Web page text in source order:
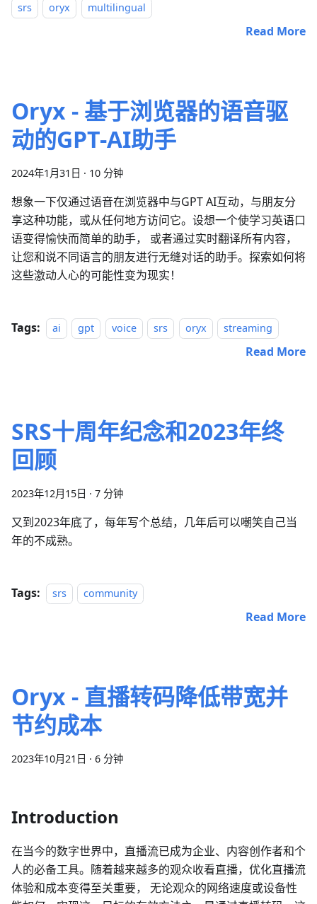
srs
oryx multilingual
Read More
Oryx - 基于浏览器的语音驱
动的GPT-AI助手
2024年1月31日 · 10 分钟
想象一下仅通过语音在浏览器中与GPT AI互动，与朋友分
享这种功能，或从任何地方访问它。设想一个使学习英语口
语变得愉快而简单的助手， 或者通过实时翻译所有内容，
让您和说不同语言的朋友进行无缝对话的助手。探索如何将
这些激动人心的可能性变为现实！
Tags: ai gpt voice srs oryx streaming
Read More
SRS十周年纪念和2023年终
回顾
2023年12月15日 · 7 分钟
又到2023年底了，每年写个总结，几年后可以嘲笑自己当
年的不成熟。
Tags: srs community
Read More
Oryx - 直播转码降低带宽并
节约成本
2023年10月21日 · 6 分钟
Introduction
在当今的数字世界中，直播流已成为企业、内容创作者和个
人的必备工具。随着越来越多的观众收看直播，优化直播流
体验和成本变得至关重要， 无论观众的网络速度或设备性